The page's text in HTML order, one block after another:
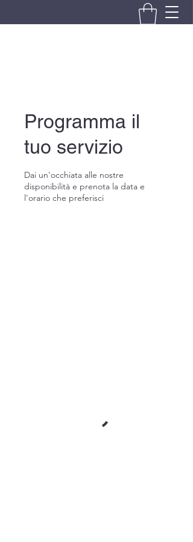
Programma il
tuo servizio
Dai un'occhiata alle nostre
disponibilità e prenota la data e
l'orario che preferisci